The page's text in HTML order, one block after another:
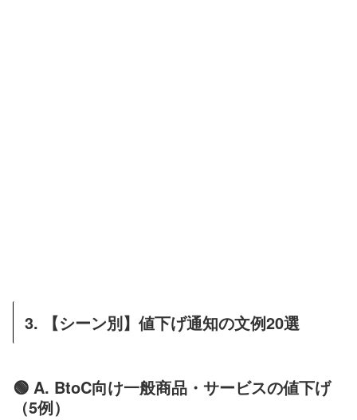
3. 【シーン別】値下げ通知の文例20選
🟢 A. BtoC向け一般商品・サービスの値下げ
（5例）